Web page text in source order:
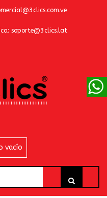
soporte@3clics.lat
vacío